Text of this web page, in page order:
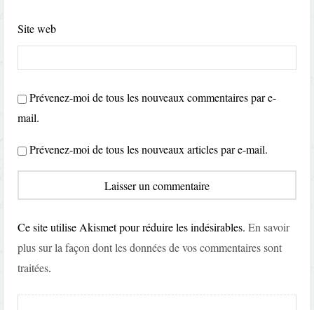
Site web
Prévenez-moi de tous les nouveaux commentaires par e-
mail.
Prévenez-moi de tous les nouveaux articles par e-mail.
Ce site utilise Akismet pour réduire les indésirables.En savoir
plus sur la façon dont les données de vos commentaires sont
traitées.